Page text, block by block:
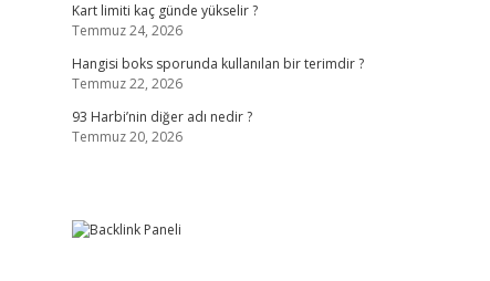
Kart limiti kaç günde yükselir ?
Temmuz 24, 2026
Hangisi boks sporunda kullanılan bir terimdir ?
Temmuz 22, 2026
93 Harbi’nin diğer adı nedir ?
Temmuz 20, 2026